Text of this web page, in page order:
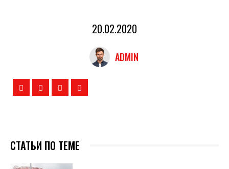
20.02.2020
ADMIN
СТАТЬИ ПО ТЕМЕ